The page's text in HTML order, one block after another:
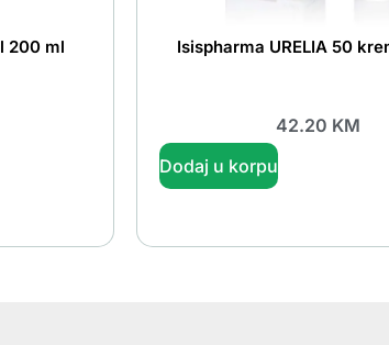
200 ml Isispharma URELIA 50
42.20 KM
Dodaj u korpu